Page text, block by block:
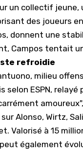
un collectif
des joueurs
, donnent une
Campos tentait
refroidie
milieu
selon ESPN,
Alonso, Wirtz,
Valorisé à 15
également